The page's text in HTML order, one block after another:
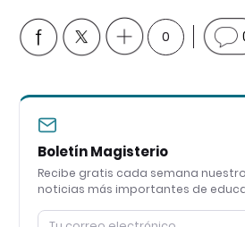
0
Boletín Magisterio
Recibe gratis cada semana
noticias más importantes de